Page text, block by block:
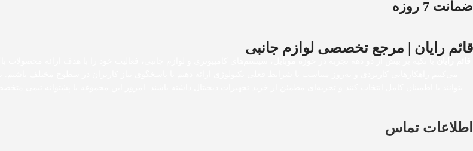
ضمانت 7 روزه
قائم رایان | مرجع تخصصی لوازم جانبی
اطلاعات تماس